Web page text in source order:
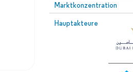
Marktkonzentration
Hauptakteure
Bild © Mordor Intelligence.